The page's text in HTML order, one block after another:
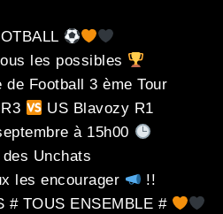
les possibles
de Football 3 ème Tour
US Blavozy R1
à 15h00
des Unchats
les encourager
!!
# TOUS ENSEMBLE #